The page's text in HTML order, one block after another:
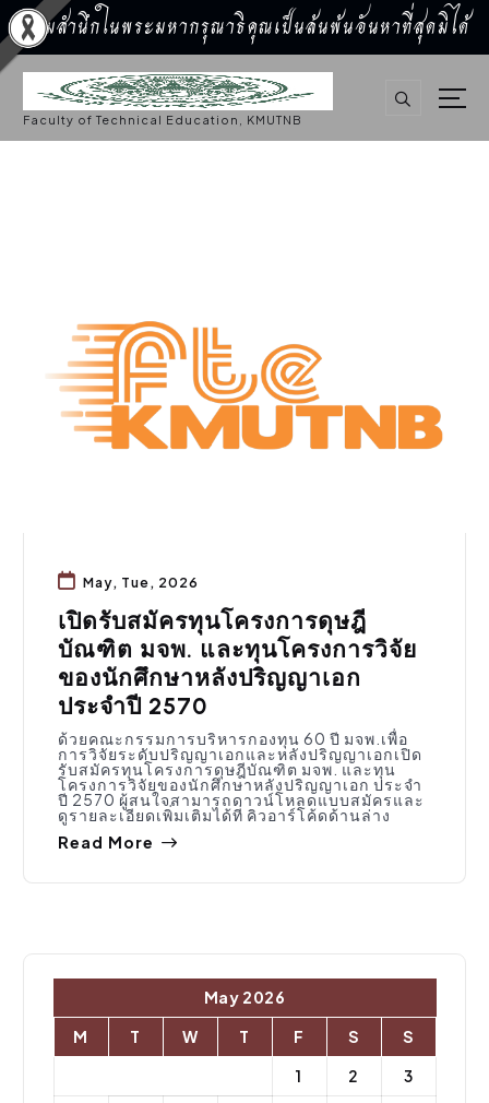
น้อมสำนึกในพระมหากรุณาธิคุณเป็นล้นพ้นอันหาที่สุดมิได้
S
k
o
Faculty of Technical Education, KMUTNB
May, Tue, 2026
เปิดรับสมัครทุนโครงการดุษฎี
บัณฑิต มจพ. และทุนโครงการวิจัย
ของนักศึกษาหลังปริญญาเอก
ประจำปี 2570
ด้วยคณะกรรมการบริหารกองทุน 60 ปี มจพ.เพื่อ
การวิจัยระดับปริญญาเอกและหลังปริญญาเอกเปิด
รับสมัครทุนโครงการดุษฎีบัณฑิต มจพ. และทุน
โครงการวิจัยของนักศึกษาหลังปริญญาเอก ประจำ
ปี 2570 ผู้สนใจสามารถดาวน์โหลดแบบสมัครและ
ดูรายละเอียดเพิ่มเติมได้ที่ คิวอาร์โค้ดด้านล่าง
Read More
May 2026
M
T W T F S
S
1
2
3